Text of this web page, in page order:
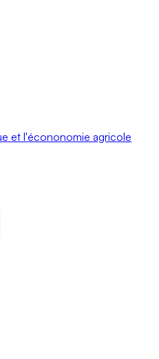
et l'écononomie agricole